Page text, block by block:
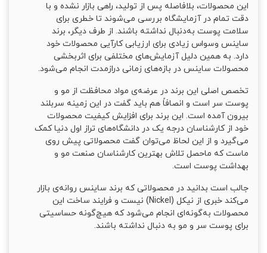
این محصولات، بلافاصله پس از تولید، راهی بازار نشده و با
دقت‌ تمام در آزمایشگاه بررسی‌ می‌شوند تا خطری برای
سلامت پوست به‌دنبال نداشته باشند. از طرف دیگر، برند
ساینس وسواس زیادی برای ارزیابی کارآیی محصولات خود
دارد. به همین دلیل آزمایش‌های مختلفی برای اثربخشی
محصولات ساینس در بازه‌های زمانی درازمدت انجام می‌شود.
تخصص اصلی این برند در عرضه‌ی مواد محافظت از مو و
پوست سر است و انصافاً هم باید گفت در این زمینه سربلند
بیرون آمده است. این برند برای افزایش کیفیت محصولات
خود از کارشناسان درجه یک در دانشگاه‌های تراز اول دنیا کمک
می‌گیرد و از این لحاظ می‌توان گفت محصولاتی پیش روی
ماست که ماحصل تلاش بهترین کارشناسان صنعت مو و
بهداشت پوست است.
جالب است بدانید در محصولاتی که برند ساینس روانه‌ی بازار
می‌کند خبری از نیکل (Nickel) نیست و فرایند ساخت این
محصولات به‌گونه‌ای انجام می‌شود که هیچ‌گونه حساسیتی
برای پوست سر و مو به ‌دنبال نداشته باشند.